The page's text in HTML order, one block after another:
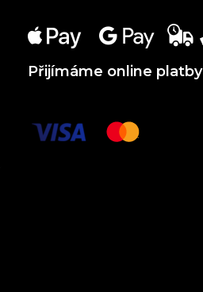
Přijímáme online platby